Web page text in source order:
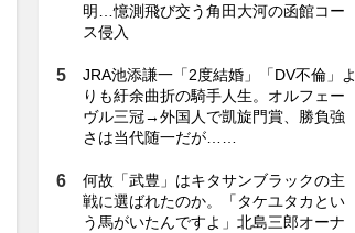
明…憶測飛び交う角田大河の函館コー
ス侵入
JRA池添謙一「2度結婚」「DV不倫」よ
りも紆余曲折の騎手人生。オルフェー
ヴル三冠→外国人で凱旋門賞、勝負強
さは当代随一だが……
何故「武豊」はキタサンブラックの主
戦に選ばれたのか。「タケユタカとい
う馬がいたんですよ」北島三郎オーナ